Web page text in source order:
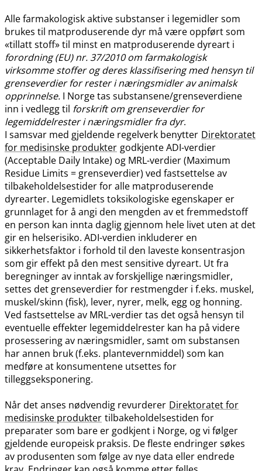
Alle farmakologisk aktive substanser i legemidler som
brukes til matproduserende dyr må være oppført som
«tillatt stoff» til minst en matproduserende dyreart i
forordning (EU) nr. 37/2010 om farmakologisk
virksomme stoffer og deres klassifisering med hensyn til
grenseverdier for rester i næringsmidler av animalsk
opprinnelse. I Norge tas substansene​/​grenseverdiene
inn i vedlegg til forskrift om grenseverdier for
legemiddelrester i næringsmidler fra dyr.
I samsvar med gjeldende regelverk benytter Direktoratet
for medisinske produkter godkjente ADI-verdier
(Acceptable Daily Intake) og MRL-verdier (Maximum
Residue Limits = grenseverdier) ved fastsettelse av
tilbakeholdelsestider for alle matproduserende
dyrearter. Legemidlets toksikologiske egenskaper er
grunnlaget for å angi den mengden av et fremmedstoff
en person kan innta daglig gjennom hele livet uten at det
gir en helserisiko. ADI-verdien inkluderer en
sikkerhetsfaktor i forhold til den laveste konsentrasjon
som gir effekt på den mest sensitive dyreart. Ut fra
beregninger av inntak av forskjellige næringsmidler,
settes det grenseverdier for restmengder i f.eks. muskel,
muskel​/​skinn (fisk), lever, nyrer, melk, egg og honning.
Ved fastsettelse av MRL-verdier tas det også hensyn til
eventuelle effekter legemiddelrester kan ha på videre
prosessering av næringsmidler, samt om substansen
har annen bruk (f.eks. plantevernmiddel) som kan
medføre at konsumentene utsettes for
tilleggseksponering.
Når det anses nødvendig revurderer Direktoratet for
medisinske produkter tilbakeholdelsestiden for
preparater som bare er godkjent i Norge, og vi følger
gjeldende europeisk praksis. De fleste endringer søkes
av produsenten som følge av nye data eller endrede